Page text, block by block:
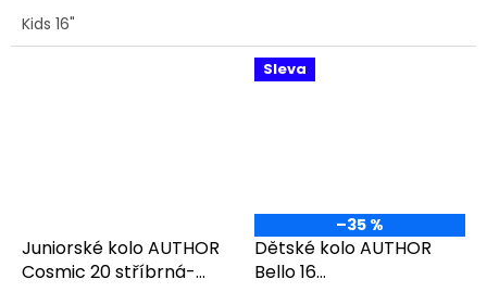
Kids 16"
Juniorské kolo AUTHOR
Cosmic 20 stříbrná-
Sleva
–35 %
Dětské kolo AUTHOR
Bello 16